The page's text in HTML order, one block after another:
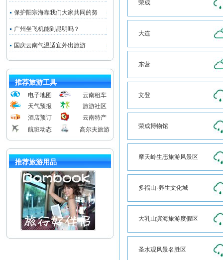
保护阳宗海靠我们大家共同的努
广州坐飞机能到昆明吗？
国庆云南气温适宜外出旅游
推荐旅游工具
电子地图
云南租车
天气预报
旅游社区
酒店预订
云南特产
航班动态
高尔夫旅游
推荐旅游用品
荣成
大连
东营
文登
荣成博物馆
摩天岭生态旅游风景区
多福山·养生文化城
大乳山滨海旅游度假区
圣水观风景名胜区